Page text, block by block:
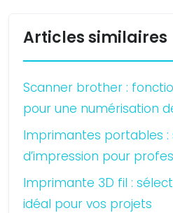
Articles similaires
Scanner brother :
pour une numérisation
Imprimantes portables :
d’impression pour
Imprimante 3D fil :
idéal pour vos projets